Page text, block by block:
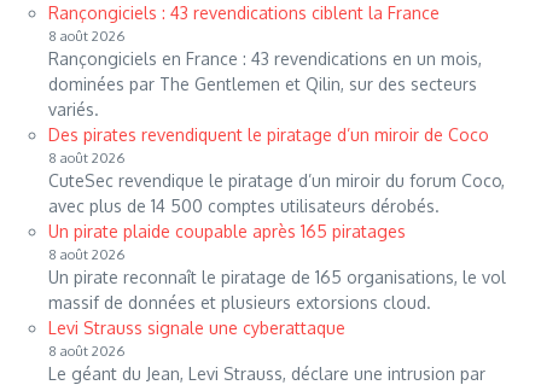
Rançongiciels : 43 revendications ciblent la France
8 août 2026
Rançongiciels en France : 43 revendications en un mois,
dominées par The Gentlemen et Qilin, sur des secteurs
variés.
Des pirates revendiquent le piratage d’un miroir de Coco
8 août 2026
CuteSec revendique le piratage d’un miroir du forum Coco,
avec plus de 14 500 comptes utilisateurs dérobés.
Un pirate plaide coupable après 165 piratages
8 août 2026
Un pirate reconnaît le piratage de 165 organisations, le vol
massif de données et plusieurs extorsions cloud.
Levi Strauss signale une cyberattaque
8 août 2026
Le géant du Jean, Levi Strauss, déclare une intrusion par